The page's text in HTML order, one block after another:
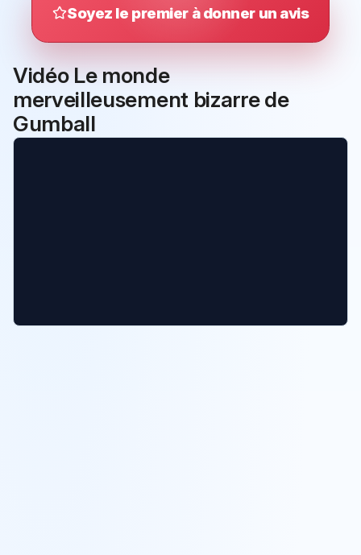
Soyez le premier à donner un avis
Vidéo Le monde
merveilleusement bizarre de
Gumball